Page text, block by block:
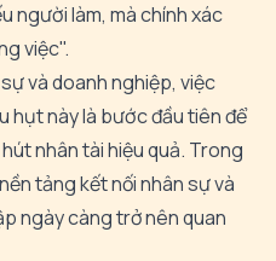
người làm, mà chính xác
việc".
và doanh nghiệp, việc
hụt này là bước đầu tiên để
nhân tài hiệu quả. Trong
tảng kết nối nhân sự và
ngày càng trở nên quan